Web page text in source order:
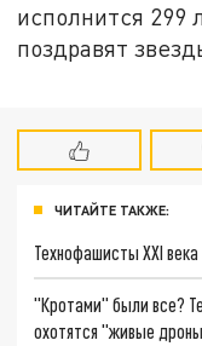
исполнится 299
поздравят
ЧИТАЙТЕ ТАКЖЕ:
Технофашисты XXI века
"Кротами" были все?
охотятся "живые